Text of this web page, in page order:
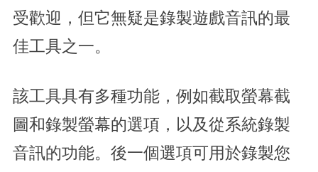
受歡迎，但它無疑是錄製遊戲音訊的最
佳工具之一。
該工具具有多種功能，例如截取螢幕截
圖和錄製螢幕的選項，以及從系統錄製
音訊的功能。後一個選項可用於錄製您